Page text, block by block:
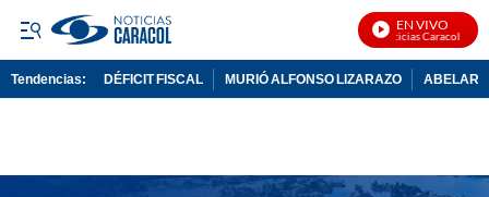
EN VIVO
Noticias Caracol En
Tendencias: DÉFICIT FISCAL MURIÓ ALFONSO LIZARAZO